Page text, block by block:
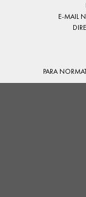
E-MAIL
PARA